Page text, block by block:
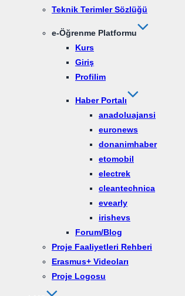
Teknik Terimler Sözlüğü
e-Öğrenme Platformu
Kurs
Giriş
Profilim
Haber Portalı
anadoluajansi
euronews
donanimhaber
etomobil
electrek
cleantechnica
evearly
irishevs
Forum/Blog
Proje Faaliyetleri Rehberi
Erasmus+ Videoları
Proje Logosu